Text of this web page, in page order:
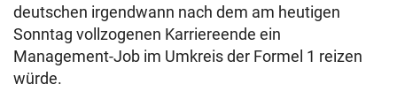
deutschen irgendwann nach dem am heutigen
Sonntag vollzogenen Karriereende ein
Management-Job im Umkreis der Formel 1 reizen
würde.